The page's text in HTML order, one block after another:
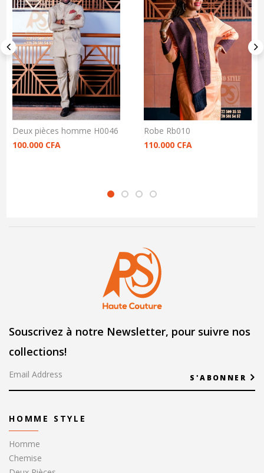
Deux pièces homme H0046
100.000 CFA
Robe Rb010
110.000 CFA
Souscrivez à notre Newsletter, pour suivre nos
collections!
S'ABONNER
HOMME STYLE
Homme
Chemise